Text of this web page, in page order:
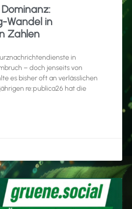
Wandel in
Zahlen
in
– doch jenseits von
es bisher oft an verlässlichen
re:publica26 hat die